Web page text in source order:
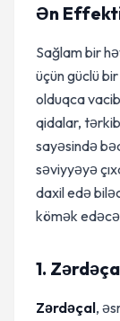
Ən
Sağlam bir
üçün güclü
olduqca
qidalar,
sayəsində
səviyyəyə
daxil edə
kömək
1.
Zərdəçal,